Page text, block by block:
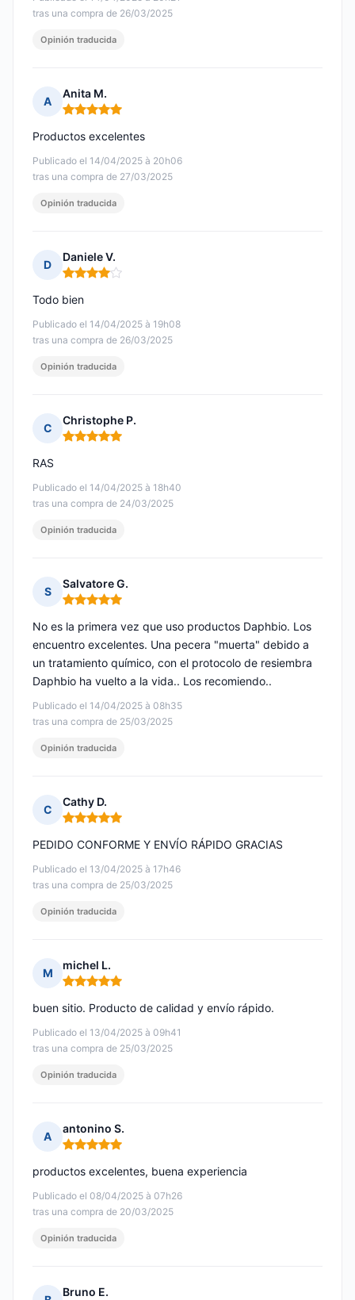
tras una compra de 26/03/2025
Opinión traducida
A
Anita M.
Nota: 5 de 5
Publicado el 14/04/2025 à 20h06
tras una compra de 27/03/2025
Productos excelentes
Opinión traducida
D
Daniele V.
Nota: 4 de 5
Publicado el 14/04/2025 à 19h08
tras una compra de 26/03/2025
Todo bien
Opinión traducida
C
Christophe P.
Nota: 5 de 5
Publicado el 14/04/2025 à 18h40
tras una compra de 24/03/2025
RAS
Opinión traducida
S
Salvatore G.
Nota: 5 de 5
Publicado el 14/04/2025 à 08h35
tras una compra de 25/03/2025
No es la primera vez que uso productos Daphbio. Los
encuentro excelentes. Una pecera "muerta" debido a
un tratamiento químico, con el protocolo de resiembra
Daphbio ha vuelto a la vida.. Los recomiendo..
Opinión traducida
C
Cathy D.
Nota: 5 de 5
Publicado el 13/04/2025 à 17h46
tras una compra de 25/03/2025
PEDIDO CONFORME Y ENVÍO RÁPIDO GRACIAS
Opinión traducida
M
michel L.
Nota: 5 de 5
Publicado el 13/04/2025 à 09h41
tras una compra de 25/03/2025
buen sitio. Producto de calidad y envío rápido.
Opinión traducida
A
antonino S.
Nota: 5 de 5
Publicado el 08/04/2025 à 07h26
tras una compra de 20/03/2025
productos excelentes, buena experiencia
Opinión traducida
Bruno E.